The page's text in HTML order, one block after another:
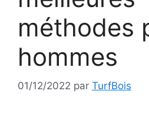
méthodes
hommes
01/12/2022 par TurfBois